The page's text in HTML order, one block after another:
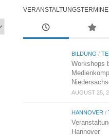
VERANSTALTUNGSTERMINE
BILDUNG /
Workshops
AUGUST 25,
HANNOVER /
Hannover